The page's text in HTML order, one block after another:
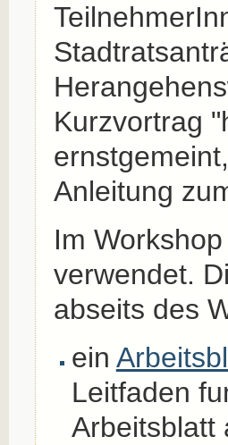
Kurzvortrag
Anleitung
Im
verwendet.
abseits des
ein
Leitfaden
Arbeitsblatt